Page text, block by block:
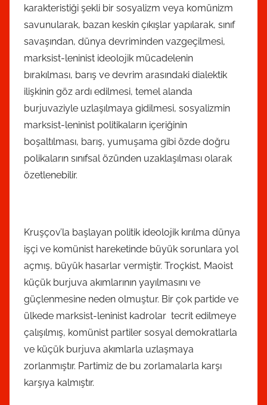
karakteristiği şekli bir sosyalizm veya komünizm
savunularak, bazan keskin çıkışlar yapılarak, sınıf
savaşından, dünya devriminden vazgeçilmesi,
marksist-leninist ideolojik mücadelenin
bırakılması, barış ve devrim arasındaki dialektik
ilişkinin göz ardı edilmesi, temel alanda
burjuvaziyle uzlaşılmaya gidilmesi, sosyalizmin
marksist-leninist politikaların içeriğinin
boşaltılması, barış, yumuşama gibi özde doğru
polikaların sınıfsal özünden uzaklaşılması olarak
özetlenebilir.
Kruşçov’la başlayan politik ideolojik kırılma dünya
işçi ve komünist hareketinde büyük sorunlara yol
açmış, büyük hasarlar vermiştir. Troçkist, Maoist
küçük burjuva akımlarının yayılmasını ve
güçlenmesine neden olmuştur. Bir çok partide ve
ülkede marksist-leninist kadrolar tecrit edilmeye
çalışılmış, komünist partiler sosyal demokratlarla
ve küçük burjuva akımlarla uzlaşmaya
zorlanmıştır. Partimiz de bu zorlamalarla karşı
karşıya kalmıştır.